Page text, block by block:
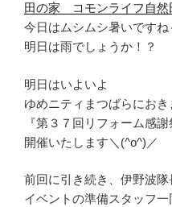
田の家 コモンライフ自
今日はムシムシ暑いですね
明日は雨でしょうか！？
明日はいよいよ
ゆめニティまつばらにおき
『第３７回リフォーム感
開催いたします＼(^o^)／
前回に引き続き、伊野波隊
イベントの準備スタッフ